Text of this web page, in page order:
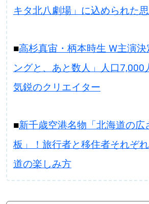
キタ北八劇場」に込められた
■高杉真宙・柄本時生 W主演
ングと、あと数人」人口7,000
気鋭のクリエイター
■新千歳空港名物「北海道の広
板」！旅行者と移住者それぞ
道の楽しみ方